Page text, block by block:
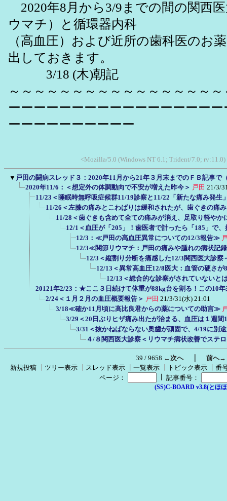
2020年8月から3/9までの間の関西
ウマチ）と循環器内科
（高血圧）および近所の歯科医のお
出しておきます。
3/18 (木)朝記
～～～～～～～～～～～～～～～～
ーーーーーーーーーーーーーーーー
ーーーーーーーーーー
<Mozilla/5.0 (Windows NT 6.1; Trident/7.0;
▼ 戸田の闘病スレッド３：2020年11月から21年３月末までのＦＢ記事で
2020年11/6：＜想定外の体調動向で不安が増えた昨今＞ 戸田 21/3/
11/23＜睡眠時無呼吸症候群11/19診察と11/22「新たな痛み発生
11/26＜左膝の痛みとこわばりは緩和されたが、歯ぐきの痛
11/28＜歯ぐきも含めて全ての痛みが消え、足取り軽やか
12/1＜血圧が「205」！歯医者で計ったら「185」で
12/3：≪戸田の高血圧異常についての12/3報告≫
12/3≪関節リウマチ：戸田の痛みや腫れの病状記
12/3＜縦割り分断を痛感した12/3関西医大診察
12/13＜異常高血圧12/8医大：血管の硬さ
12/13＜総合的な診察がされていないと
20121年2/23：★ここ３日続けて体重が88kg台を割る！この10
2/24＜１月２月の血圧概要報告＞ 戸田 21/3/31(水) 21:01
3/18≪確か11月頃に高比良君からの薬についての助言≫
3/29＜20日ぶりヒザ痛み出たが治まる、血圧は１週間
3/31＜抜かねばならない奥歯が頑固で、4/19に別
４/８関西医大診察＜リウマチ病状改善でステ
39 / 9658 ←次へ｜ 前へ→
新規投稿
ツリー表示 スレッド表示 一覧表示 トピック表示
番
ページ：
記事番号：
(SS)C-BOARD v3.8(とほ